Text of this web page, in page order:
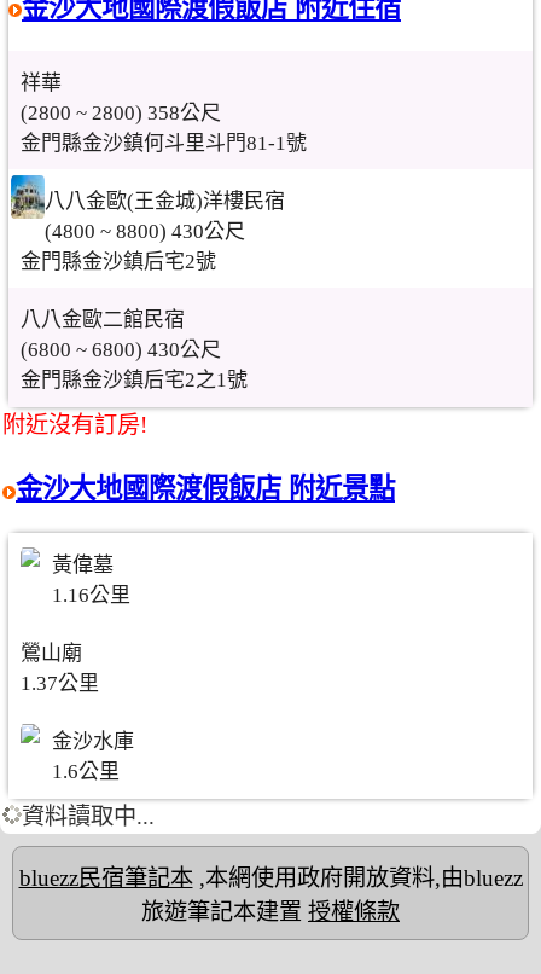
金沙大地國際渡假飯店 附近住宿
祥華
(2800 ~ 2800) 358公尺
金門縣金沙鎮何斗里斗門81-1號
八八金歐(王金城)洋樓民宿
(4800 ~ 8800) 430公尺
金門縣金沙鎮后宅2號
八八金歐二館民宿
(6800 ~ 6800) 430公尺
金門縣金沙鎮后宅2之1號
附近沒有訂房!
金沙大地國際渡假飯店 附近景點
黃偉墓
1.16公里
鶯山廟
1.37公里
金沙水庫
1.6公里
資料讀取中...
bluezz民宿筆記本,本網使用政府開放資料,由bluezz
旅遊筆記本建置 授權條款